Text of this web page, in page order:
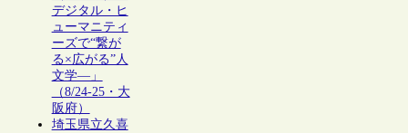
デジタル・ヒ
ューマニティ
ーズで“繋が
る×広がる”人
文学―」
（8/24-25・大
阪府）
埼玉県立久喜